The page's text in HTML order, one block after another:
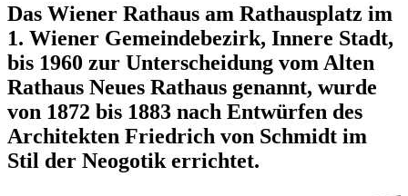
Das Wiener Rathaus am Rathausplatz im
1. Wiener Gemeindebezirk, Innere Stadt,
bis 1960 zur Unterscheidung vom Alten
Rathaus Neues Rathaus genannt, wurde
von 1872 bis 1883 nach Entwürfen des
Architekten Friedrich von Schmidt im
Stil der Neogotik errichtet.